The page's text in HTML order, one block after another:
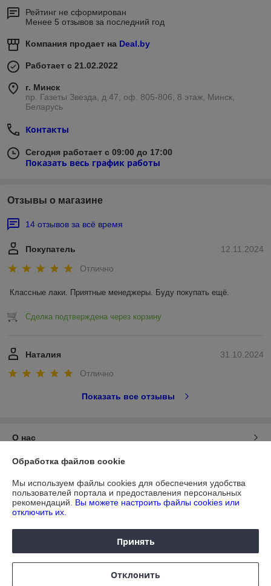
Рейтинг не сформирован
Менее 5 отзывов за последний год
Компания продает на Deal.by
Работает с 21.02.2022
г. Минск
пр. Газеты Звезда, д.47, оф. 805-806, 8 этаж, Минск,
Беларусь
Контакты
Сегодня работает с 09:00 до 17:00
Показать весь график работы
Отзывы о магазине
14 отзывов за всё время
12.11.2024
Покупатель
Отлично
Классные лаки. Приятные менеджеры. Буду покупать ещё.
Сделка подтверждена через корзину
31.10.2024
Наталия
Отлично
Показать все отзывы
О нас
Контакты
Доставка и оплата
Полная версия сайта
Политика обработки cookies
Обработка файлов cookie
Мы используем файлы cookies для обеспечения удобства
пользователей портала и предоставления персональных
рекомендаций. Вы можете настроить файлы cookies или
отключить их.
Принять
Отклонить